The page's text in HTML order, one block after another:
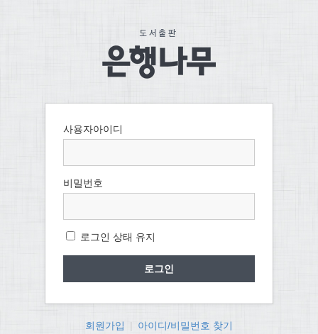
사용자아이디
비밀번호
로그인 상태 유지
회원가입 아이디/비밀번호 찾기